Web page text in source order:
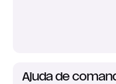
Ajuda de